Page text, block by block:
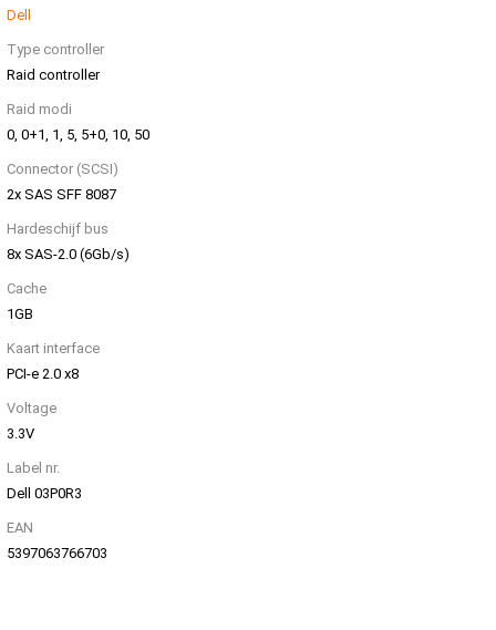
Dell
Type controller
Raid controller
Raid modi
0, 0+1, 1, 5, 5+0, 10, 50
Connector (SCSI)
2x SAS SFF 8087
Hardeschijf bus
8x SAS-2.0 (6Gb/s)
Cache
1GB
Kaart interface
PCI-e 2.0 x8
Voltage
3.3V
Label nr.
Dell 03P0R3
EAN
5397063766703